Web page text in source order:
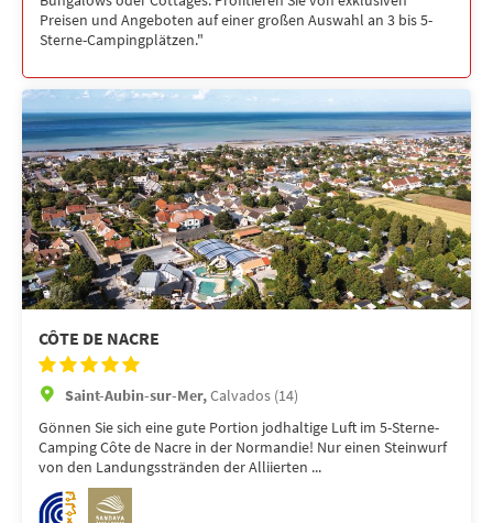
Preisen und Angeboten auf einer großen Auswahl an 3 bis 5-
Sterne-Campingplätzen."
CÔTE DE NACRE
Saint-Aubin-sur-Mer,Calvados (14)
Gönnen Sie sich eine gute Portion jodhaltige Luft im 5-Sterne-
Camping Côte de Nacre in der Normandie! Nur einen Steinwurf
von den Landungsstränden der Alliierten ...